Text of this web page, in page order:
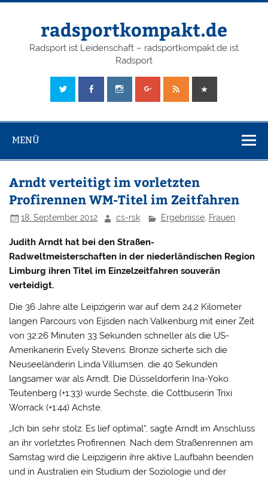
radsportkompakt.de
Radsport ist Leidenschaft – radsportkompakt.de ist
Radsport
MENÜ
Arndt verteitigt im vorletzten
Profirennen WM-Titel im Zeitfahren
18. September 2012 cs-rsk Ergebnisse, Frauen
Judith Arndt hat bei den Straßen-
Radweltmeisterschaften in der niederländischen Region
Limburg ihren Titel im Einzelzeitfahren souverän
verteidigt.
Die 36 Jahre alte Leipzigerin war auf dem 24,2 Kilometer
langen Parcours von Eijsden nach Valkenburg mit einer Zeit
von 32:26 Minuten 33 Sekunden schneller als die US-
Amerikanerin Evely Stevens. Bronze sicherte sich die
Neuseeländerin Linda Villumsen. die 40 Sekunden
langsamer war als Arndt. Die Düsseldorferin Ina-Yoko
Teutenberg (+1:33) wurde Sechste, die Cottbuserin Trixi
Worrack (+1:44) Achste.
„Ich bin sehr stolz. Es lief optimal“, sagte Arndt im Anschluss
an ihr vorletztes Profirennen. Nach dem Straßenrennen am
Samstag wird die Leipzigerin ihre aktive Laufbahn beenden
und in Australien ein Studium der Soziologie und der